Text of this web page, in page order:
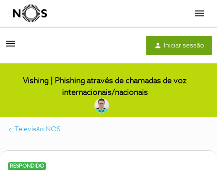
Menu
Iniciar sessão
Vishing | Phishing através de chamadas de voz
internacionais/nacionais
Televisão NOS
RESPONDIDO